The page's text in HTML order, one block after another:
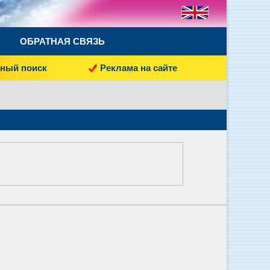
ОБРАТНАЯ СВЯЗЬ
поиск Реклама на сайте